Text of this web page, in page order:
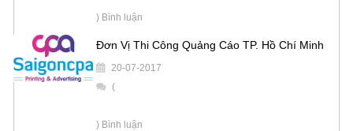
) Bình luận
Đơn Vị Thi Công Quảng Cáo TP. Hồ Chí Minh
20-07-2017
(
) Bình luận